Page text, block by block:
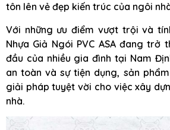
tôn lên vẻ đẹp kiến trúc của ngôi
Với những ưu điểm vượt trội và
Nhựa Giả Ngói PVC ASA đang trở
đầu của nhiều gia đình tại Nam
an toàn và sự tiện dụng, sản
giải pháp tuyệt vời cho việc xây
nhà.